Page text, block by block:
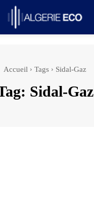
Accueil Tags Sidal-Gaz
Sidal-Gaz